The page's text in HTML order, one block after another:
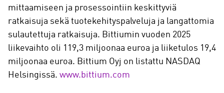
mittaamiseen ja prosessointiin keskittyviä
ratkaisuja sekä tuotekehityspalveluja ja langattomia
sulautettuja ratkaisuja. Bittiumin vuoden 2025
liikevaihto oli 119,3 miljoonaa euroa ja liiketulos 19,4
miljoonaa euroa. Bittium Oyj on listattu NASDAQ
Helsingissä. www.bittium.com